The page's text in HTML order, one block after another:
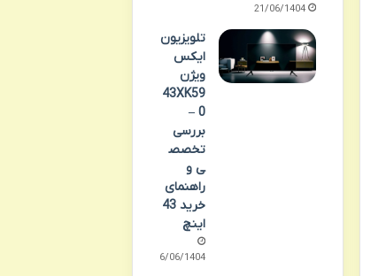
21/06/1404
تلویزیون
ایکس
ویژن
43XK59
0 –
بررسی
تخصص
ی و
راهنمای
خرید 43
اینچ
06/06/1404